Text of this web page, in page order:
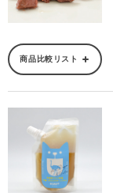
商品比較リスト